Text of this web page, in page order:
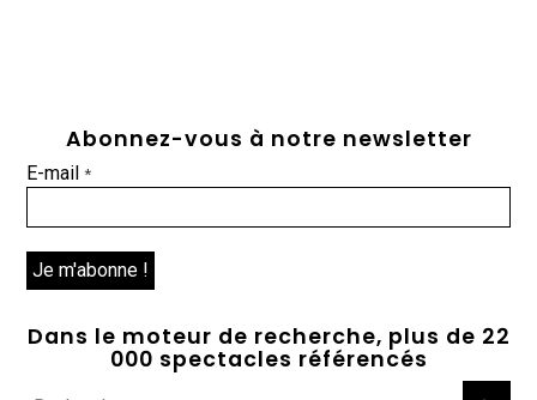
Abonnez-vous à notre newsletter
E-mail*
Dans le moteur de recherche, plus de 22
000 spectacles référencés